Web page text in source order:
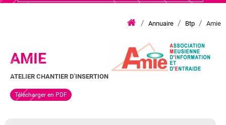
iae
est
lca
Annuaire Btp Amie
AMIE
ATELIER CHANTIER D’INSERTION
Télécharger en PDF